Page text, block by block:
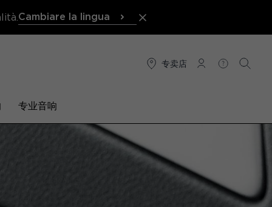
Cambiare la lingua
专卖店
连接 帮助 搜索
专业音响